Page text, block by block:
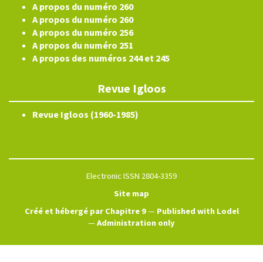
A propos du numéro 260
A propos du numéro 260
A propos du numéro 256
A propos du numéro 251
A propos des numéros 244 et 245
Revue Igloos
Revue Igloos (1960-1985)
Electronic ISSN 2804-3359
Site map
Créé et hébergé par Chapitre 9— Published with Lodel
— Administration only